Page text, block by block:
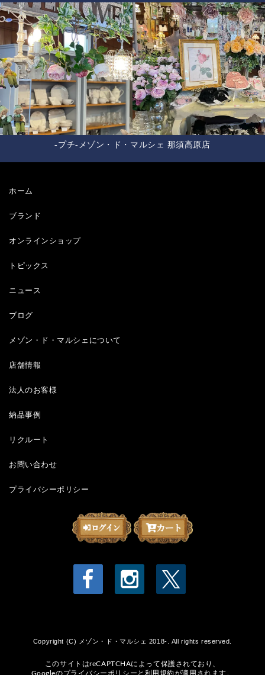
-プチ-メゾン・ド・マルシェ 那須高原店
ホーム
ブランド
オンラインショップ
トピックス
ニュース
ブログ
メゾン・ド・マルシェについて
店舗情報
法人のお客様
納品事例
リクルート
お問い合わせ
プライバシーポリシー
Copyright (C) メゾン・ド・マルシェ 2018-. All rights reserved.
このサイトはreCAPTCHAによって保護されており、
Googleのプライバシーポリシー と 利用規約が適用されます。